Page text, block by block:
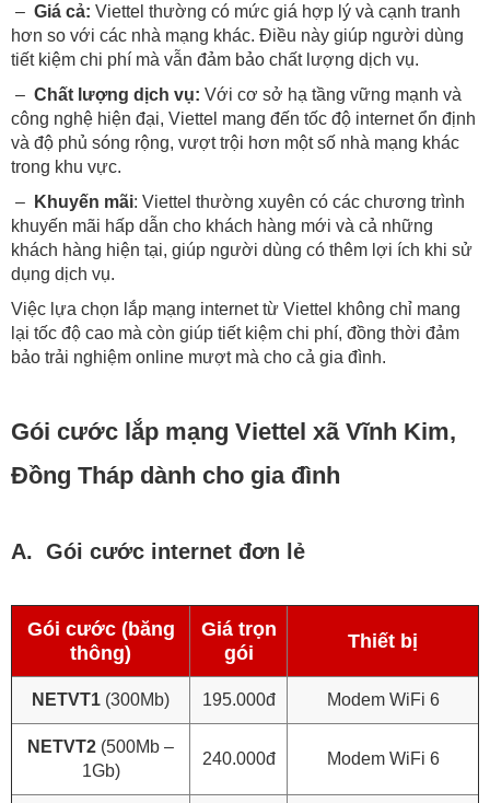
– Giá cả: Viettel thường có mức giá hợp lý và cạnh tranh
hơn so với các nhà mạng khác. Điều này giúp người dùng
tiết kiệm chi phí mà vẫn đảm bảo chất lượng dịch vụ.
– Chất lượng dịch vụ: Với cơ sở hạ tầng vững mạnh và
công nghệ hiện đại, Viettel mang đến tốc độ internet ổn định
và độ phủ sóng rộng, vượt trội hơn một số nhà mạng khác
trong khu vực.
–
Khuyến mãi: Viettel thường xuyên có các chương trình
khuyến mãi hấp dẫn cho khách hàng mới và cả những
khách hàng hiện tại, giúp người dùng có thêm lợi ích khi sử
dụng dịch vụ.
Việc lựa chọn lắp mạng internet từ Viettel không chỉ mang
lại tốc độ cao mà còn giúp tiết kiệm chi phí, đồng thời đảm
bảo trải nghiệm online mượt mà cho cả gia đình.
Gói cước lắp mạng Viettel xã Vĩnh Kim,
Đồng Tháp dành cho gia đình
A. Gói cước internet đơn lẻ
Gói cước (băng
thông)
Giá trọn
gói
Thiết bị
NETVT1 (300Mb) 195.000đ Modem WiFi 6
NETVT2 (500Mb –
1Gb)
240.000đ Modem WiFi 6